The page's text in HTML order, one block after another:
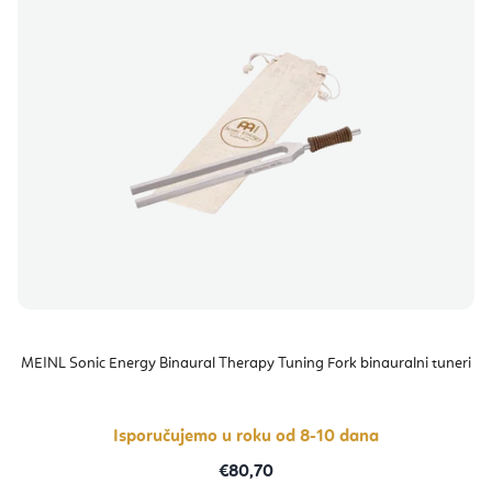
MEINL Sonic Energy Binaural Therapy Tuning Fork binauralni tuneri
Isporučujemo u roku od 8-10 dana
€80,70